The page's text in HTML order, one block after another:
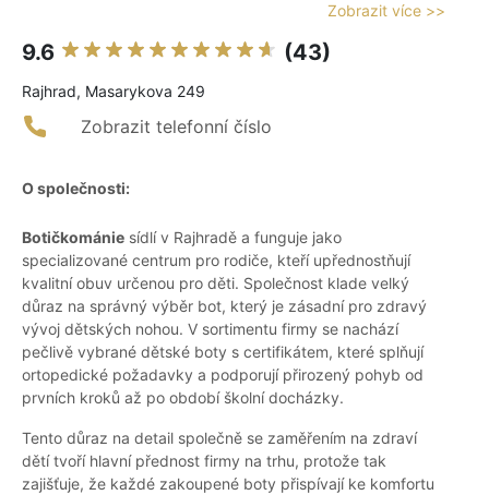
Zobrazit více >>
9.6 (43)
Rajhrad, Masarykova 249
Zobrazit telefonní číslo
O společnosti:
Botičkománie sídlí v Rajhradě a funguje jako
specializované centrum pro rodiče, kteří upřednostňují
kvalitní obuv určenou pro děti. Společnost klade velký
důraz na správný výběr bot, který je zásadní pro zdravý
vývoj dětských nohou. V sortimentu firmy se nachází
pečlivě vybrané dětské boty s certifikátem, které splňují
ortopedické požadavky a podporují přirozený pohyb od
prvních kroků až po období školní docházky.
Tento důraz na detail společně se zaměřením na zdraví
dětí tvoří hlavní přednost firmy na trhu, protože tak
zajišťuje, že každé zakoupené boty přispívají ke komfortu